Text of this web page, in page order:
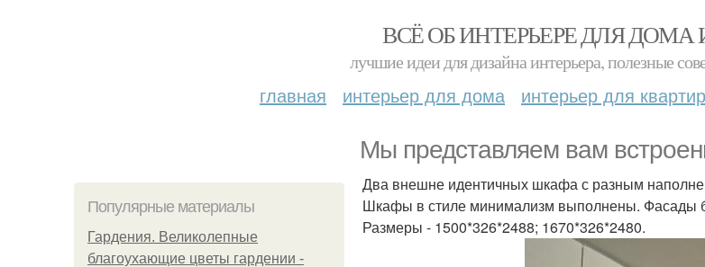
ВСЁ ОБ ИНТЕРЬЕРЕ ДЛЯ ДОМА
лучшие идеи для дизайна интерьера, полезные
главная интерьер для дома интерьер для
Мы представляем вам
Популярные материалы
Гардения. Великолепные
благоухающие цветы гардении -
Два внешне идентичных шкафа с разным
Шкафы в стиле минимализм выполнены. Фасады
Размеры - 1500*326*2488; 1670*326*2480.